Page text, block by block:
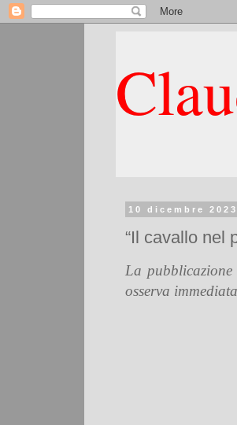
10 dicembre 2023
“Il cavallo nel
La
osserva